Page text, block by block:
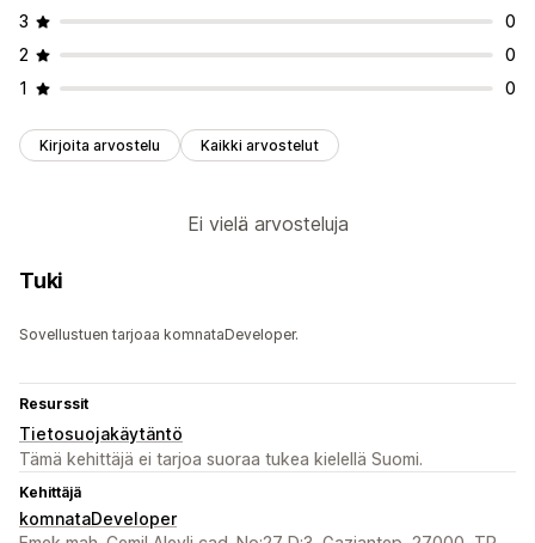
3
0
2
0
1
0
Kirjoita arvostelu Kaikki arvostelut
Ei vielä arvosteluja
Tuki
Sovellustuen tarjoaa komnataDeveloper.
Resurssit
Tietosuojakäytäntö
Tämä kehittäjä ei tarjoa suoraa tukea kielellä Suomi.
Kehittäjä
komnataDeveloper